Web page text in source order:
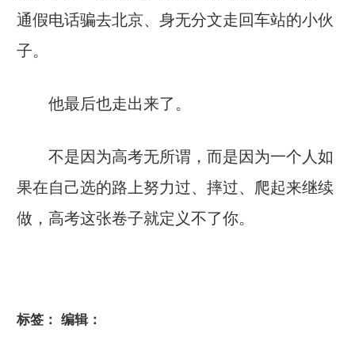
通假电话骗去北京、身无分文走回车站的小伙
子。
他最后也走出来了。
不是因为高考无所谓，而是因为一个人如
果在自己选的路上努力过、摔过、爬起来继续
做，高考这张卷子就定义不了你。
标签： 编辑：